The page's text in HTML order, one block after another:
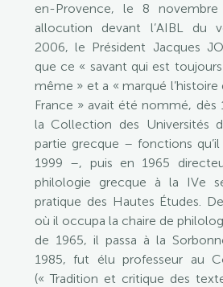
en-Provence, le 8
allocution devant l’AIBL du
2006, le Président Jacques
que ce « savant qui est
même » et a « marqué l’histoire
France » avait été nommé, dès
la Collection des Universités
partie grecque – fonctions qu’il
1999 –, puis en 1965
philologie grecque à la IVe
pratique des Hautes Études.
où il occupa la chaire de
de 1965, il passa à la
1985, fut élu professeur au
(« Tradition et critique des